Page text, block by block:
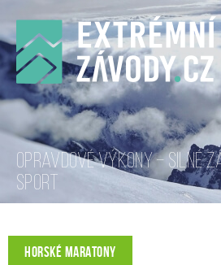
OPRAVDOVÉ VÝKONY – SILNÉ
SPORT
HORSKÉ MARATONY